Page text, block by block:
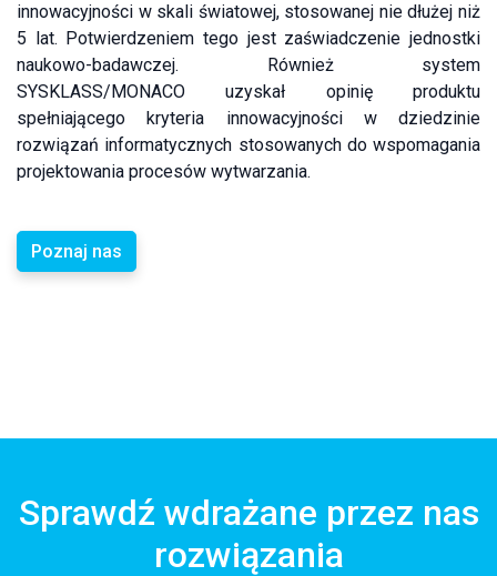
innowacyjności w skali światowej, stosowanej nie dłużej niż
5 lat. Potwierdzeniem tego jest zaświadczenie jednostki
naukowo-badawczej. Również system
SYSKLASS/MONACO uzyskał opinię produktu
spełniającego kryteria innowacyjności w dziedzinie
rozwiązań informatycznych stosowanych do wspomagania
projektowania procesów wytwarzania.
Poznaj nas
Sprawdź wdrażane przez nas
rozwiązania